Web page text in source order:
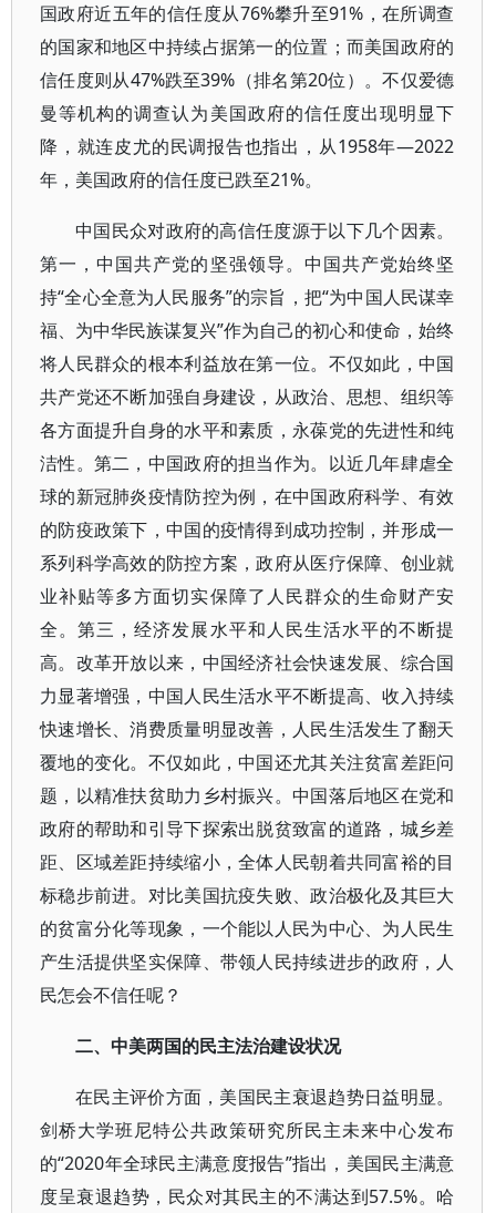
国政府近五年的信任度从76%攀升至91%，在所调查
的国家和地区中持续占据第一的位置；而美国政府的
信任度则从47%跌至39%（排名第20位）。不仅爱德
曼等机构的调查认为美国政府的信任度出现明显下
降，就连皮尤的民调报告也指出，从1958年—2022
年，美国政府的信任度已跌至21%。
中国民众对政府的高信任度源于以下几个因素。
第一，中国共产党的坚强领导。中国共产党始终坚
持“全心全意为人民服务”的宗旨，把“为中国人民谋幸
福、为中华民族谋复兴”作为自己的初心和使命，始终
将人民群众的根本利益放在第一位。不仅如此，中国
共产党还不断加强自身建设，从政治、思想、组织等
各方面提升自身的水平和素质，永葆党的先进性和纯
洁性。第二，中国政府的担当作为。以近几年肆虐全
球的新冠肺炎疫情防控为例，在中国政府科学、有效
的防疫政策下，中国的疫情得到成功控制，并形成一
系列科学高效的防控方案，政府从医疗保障、创业就
业补贴等多方面切实保障了人民群众的生命财产安
全。第三，经济发展水平和人民生活水平的不断提
高。改革开放以来，中国经济社会快速发展、综合国
力显著增强，中国人民生活水平不断提高、收入持续
快速增长、消费质量明显改善，人民生活发生了翻天
覆地的变化。不仅如此，中国还尤其关注贫富差距问
题，以精准扶贫助力乡村振兴。中国落后地区在党和
政府的帮助和引导下探索出脱贫致富的道路，城乡差
距、区域差距持续缩小，全体人民朝着共同富裕的目
标稳步前进。对比美国抗疫失败、政治极化及其巨大
的贫富分化等现象，一个能以人民为中心、为人民生
产生活提供坚实保障、带领人民持续进步的政府，人
民怎会不信任呢？
二、中美两国的民主法治建设状况
在民主评价方面，美国民主衰退趋势日益明显。
剑桥大学班尼特公共政策研究所民主未来中心发布
的“2020年全球民主满意度报告”指出，美国民主满意
度呈衰退趋势，民众对其民主的不满达到57.5%。哈